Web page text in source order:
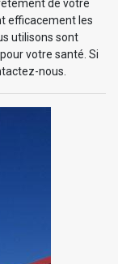
de votre
efficacement les
utilisons sont
votre santé. Si
nous.